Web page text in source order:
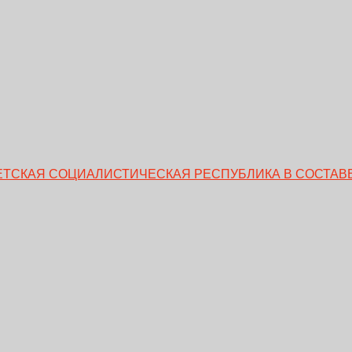
СОЦИАЛИСТИЧЕСКАЯ РЕСПУБЛИКА В